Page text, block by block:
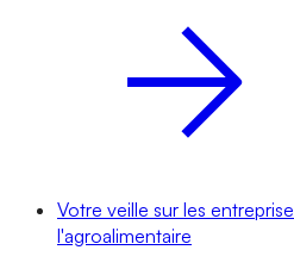
Votre veille sur les
l'agroalimentaire